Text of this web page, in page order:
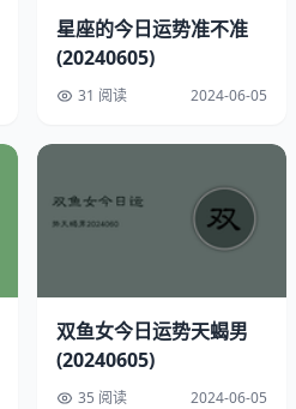
星座的今日运势准不准
(20240605)
31 阅读 2024-06-05
双鱼女今日运势天蝎男
(20240605)
35 阅读 2024-06-05